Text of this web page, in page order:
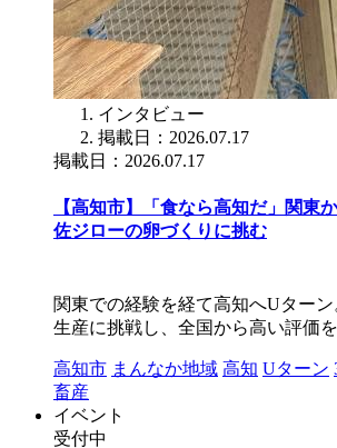
インタビュー
掲載日：2026.07.17
掲載日：2026.07.17
【高知市】「食なら高知だ」関東
佐ジローの卵づくりに挑む
関東での経験を経て高知へUター
生産に挑戦し、全国から高い評価
高知市 まんなか地域 高知 Uターン
畜産
イベント
受付中